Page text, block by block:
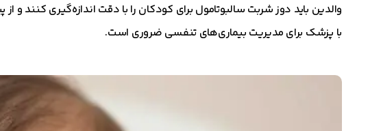
والدین باید دوز شربت سالبوتامول برای کودکان را با دقت اندازه‌گیری کنند و
با پزشک برای مدیریت بیماری‌های تنفسی ضروری است.